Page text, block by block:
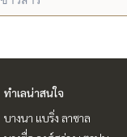
ทำเลน่าสนใจ
บางนา แบริ่ง ลาซาล